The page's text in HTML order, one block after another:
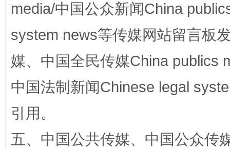
media/中国公众新闻China
system news等传媒网站留言板
媒、中国全民传媒China publics
中国法制新闻Chinese legal
引用。
五、中国公共传媒、中国公众传